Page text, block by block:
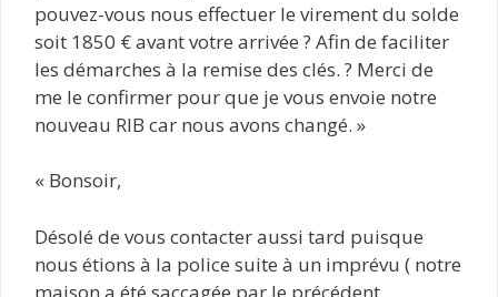
pouvez-vous nous effectuer le virement du solde
soit 1850 € avant votre arrivée ? Afin de faciliter
les démarches à la remise des clés. ? Merci de
me le confirmer pour que je vous envoie notre
nouveau RIB car nous avons changé. »
« Bonsoir,
Désolé de vous contacter aussi tard puisque
nous étions à la police suite à un imprévu ( notre
maison a été saccagée par le précédent